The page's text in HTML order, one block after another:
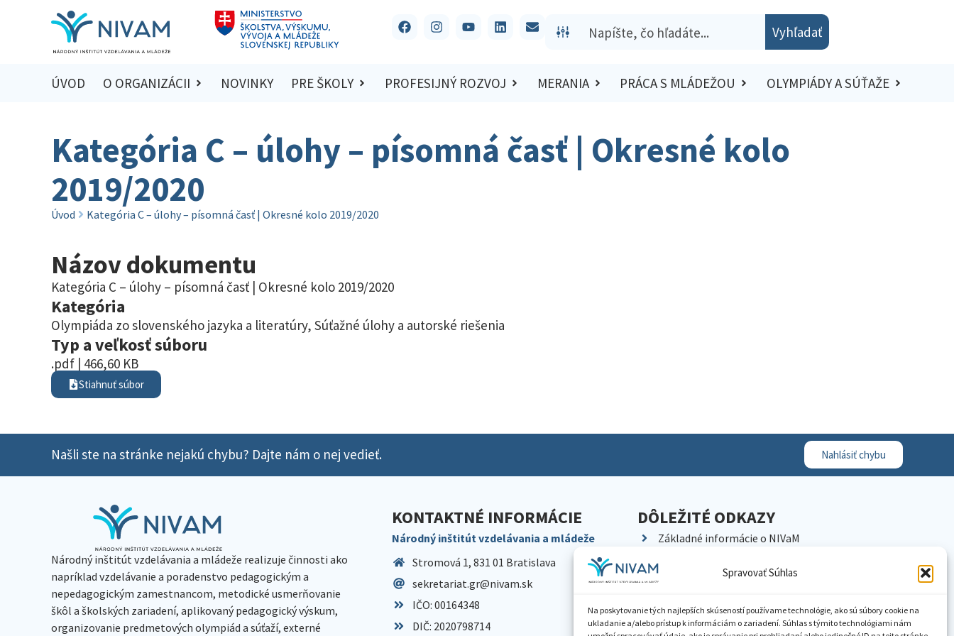
Spravovať Súhlas
Na poskytovanie tých najlepších skúseností používame technológie, ako sú súbory cookie na
ukladanie a/alebo prístup k informáciám o zariadení. Súhlas s týmito technológiami nám
Vyhľadať
ÚVOD O ORGANIZÁCII NOVINKY PRE ŠKOLY PROFESIJNÝ ROZVOJ MERANIA PRÁCA S MLÁDEŽOU OLYMPIÁDY A SÚŤAŽE
Kategória C – úlohy – písomná časť | Okresné kolo
2019/2020
Úvod Kategória C – úlohy – písomná časť | Okresné kolo 2019/2020
Názov dokumentu
Kategória C – úlohy – písomná časť | Okresné kolo 2019/2020
Kategória
Olympiáda zo slovenského jazyka a literatúry, Súťažné úlohy a autorské riešenia
Typ a veľkosť súboru
.pdf | 466,60 KB
Stiahnuť súbor
Našli ste na stránke nejakú chybu? Dajte nám o nej vedieť. Nahlásiť chybu
Národný inštitút vzdelávania a mládeže realizuje činnosti ako
napríklad vzdelávanie a poradenstvo pedagogickým a
nepedagogickým zamestnancom, metodické usmerňovanie
škôl a školských zariadení, aplikovaný pedagogický výskum,
organizovanie predmetových olympiád a súťaží, externé
KONTAKTNÉ INFORMÁCIE
Národný inštitút vzdelávania a mládeže
Stromová 1, 831 01 Bratislava
sekretariat.gr@nivam.sk
IČO: 00164348
DIČ: 2020798714
DÔLEŽITÉ ODKAZY
Základné informácie o NIVaM
Kariéra
Pracoviská NIVaM